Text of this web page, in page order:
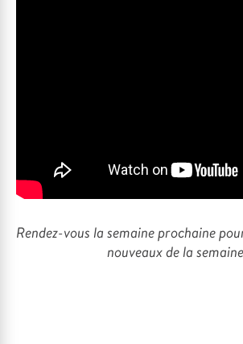
Rendez-vous la semaine prochaine
nouveaux de la